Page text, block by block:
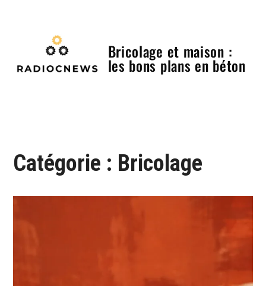
Bricolage et maison :
les bons plans en béton
Catégorie : Bricolage